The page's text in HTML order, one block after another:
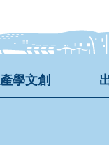
產學文創